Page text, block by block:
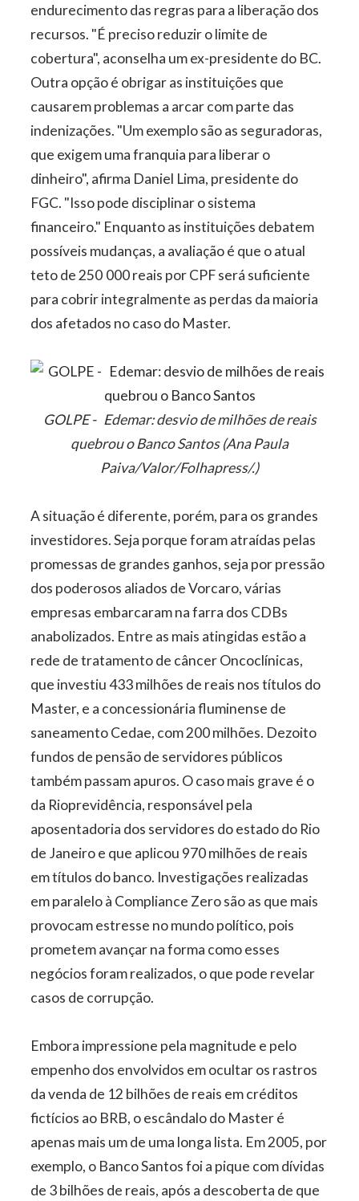
endurecimento das regras para a liberação dos
recursos. "É preciso reduzir o limite de
cobertura", aconselha um ex-presidente do BC.
Outra opção é obrigar as instituições que
causarem problemas a arcar com parte das
indenizações. "Um exemplo são as seguradoras,
que exigem uma franquia para liberar o
dinheiro", afirma Daniel Lima, presidente do
FGC. "Isso pode disciplinar o sistema
financeiro." Enquanto as instituições debatem
possíveis mudanças, a avaliação é que o atual
teto de 250 000 reais por CPF será suficiente
para cobrir integralmente as perdas da maioria
dos afetados no caso do Master.
GOLPE - Edemar: desvio de milhões de reais
quebrou o Banco Santos (Ana Paula
Paiva/Valor/Folhapress/.)
A situação é diferente, porém, para os grandes
investidores. Seja porque foram atraídas pelas
promessas de grandes ganhos, seja por pressão
dos poderosos aliados de Vorcaro, várias
empresas embarcaram na farra dos CDBs
anabolizados. Entre as mais atingidas estão a
rede de tratamento de câncer Oncoclínicas,
que investiu 433 milhões de reais nos títulos do
Master, e a concessionária fluminense de
saneamento Cedae, com 200 milhões. Dezoito
fundos de pensão de servidores públicos
também passam apuros. O caso mais grave é o
da Rioprevidência, responsável pela
aposentadoria dos servidores do estado do Rio
de Janeiro e que aplicou 970 milhões de reais
em títulos do banco. Investigações realizadas
em paralelo à Compliance Zero são as que mais
provocam estresse no mundo político, pois
prometem avançar na forma como esses
negócios foram realizados, o que pode revelar
casos de corrupção.
Embora impressione pela magnitude e pelo
empenho dos envolvidos em ocultar os rastros
da venda de 12 bilhões de reais em créditos
fictícios ao BRB, o escândalo do Master é
apenas mais um de uma longa lista. Em 2005, por
exemplo, o Banco Santos foi a pique com dívidas
de 3 bilhões de reais, após a descoberta de que